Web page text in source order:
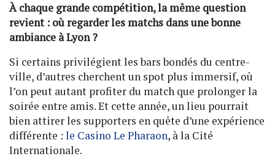
À chaque grande compétition, la même question
revient : où regarder les matchs dans une bonne
ambiance à Lyon ?
Si certains privilégient les bars bondés du centre-
ville, d’autres cherchent un spot plus immersif, où
l’on peut autant profiter du match que prolonger la
soirée entre amis. Et cette année, un lieu pourrait
bien attirer les supporters en quête d’une expérience
différente : le Casino Le Pharaon, à la Cité
Internationale.